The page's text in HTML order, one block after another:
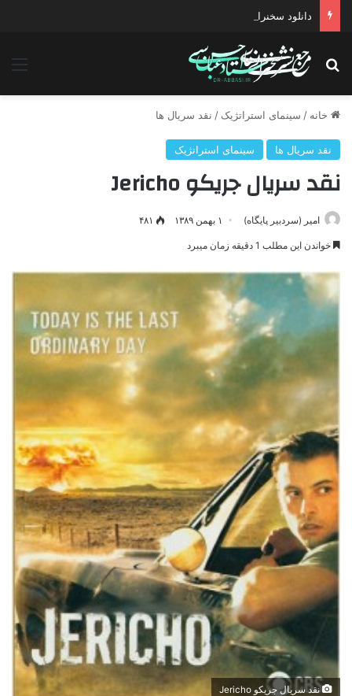
دانلود سخنرانی استاد حسن عباسی با موضوع چهار انتخاب ۱۴۰۰
جستجو برای
خانه / سینمای استراتژیک / نقد سریال ها
نقد سریال ها سینمای استراتژیک
نقد سریال جریکو Jericho
امیر (سردبیر پایگاه) ۱ بهمن ۱۳۸۹ ۴۸۱
خواندن این مطلب 1 دقیقه زمان میبرد
نقد سریال جریکو Jericho